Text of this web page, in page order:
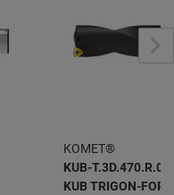
KOMET®
KUB-
KUB TRIGON-